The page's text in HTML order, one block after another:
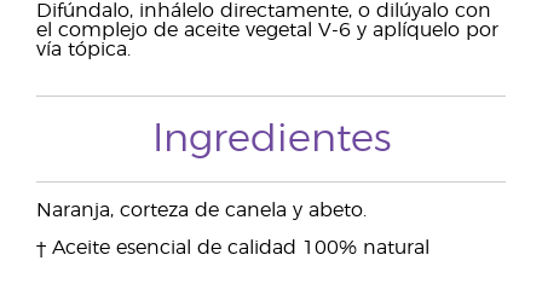
Difúndalo, inhálelo directamente, o dilúyalo con
el complejo de aceite vegetal V-6 y aplíquelo por
vía tópica.
Ingredientes
Naranja, corteza de canela y abeto.
† Aceite esencial de calidad 100% natural